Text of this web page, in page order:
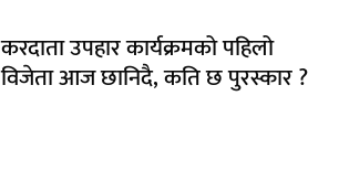
करदाता उपहार कार्यक्रमको पहिलो
विजेता आज छानिदै, कति छ पुरस्कार ?